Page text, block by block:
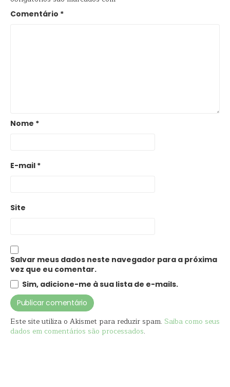
Comentário *
Nome *
E-mail *
Site
Salvar meus dados neste navegador para a próxima
vez que eu comentar.
Sim, adicione-me à sua lista de e-mails.
Este site utiliza o Akismet para reduzir spam. Saiba como seus
dados em comentários são processados.